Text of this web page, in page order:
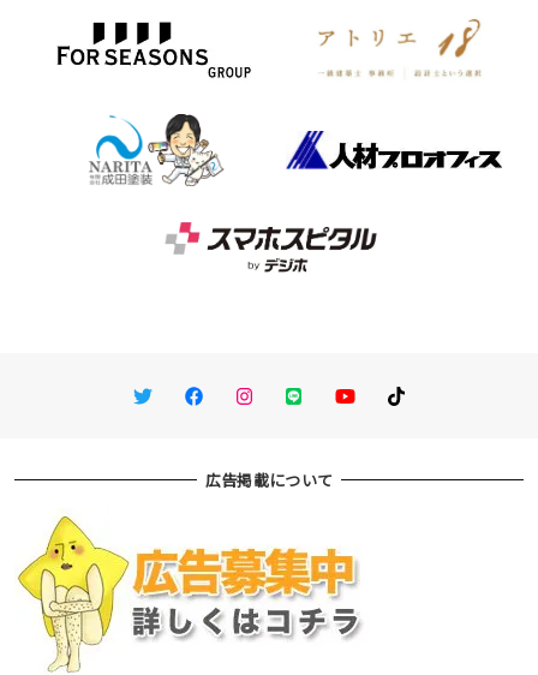
TwitterFacebookInstagram
LINE You TubeTikTok
広告掲載について